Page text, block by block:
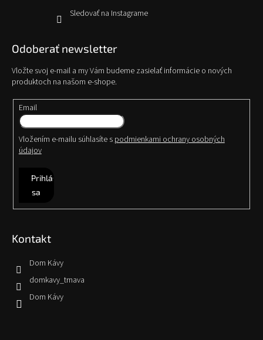
Sledovať na Instagrame
Odoberať newsletter
Vložte svoj e-mail a my Vám budeme zasielať informácie o nových
produktoch na našom e-shope.
Email
Vložením e-mailu súhlasíte s podmienkami ochrany osobných
údajov
Prihlásiť
sa
Kontakt
Dom Kávy
domkavy_trnava
Dom Kávy